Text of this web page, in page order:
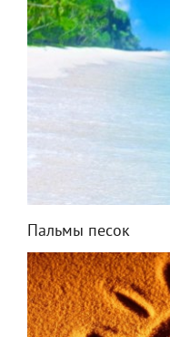
Пальмы песок